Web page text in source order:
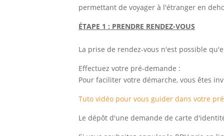
permettant de voyager à l'étranger en
ÉTAPE 1 : PRENDRE RENDEZ-VOUS
La prise de rendez-vous n'est possible
Effectuez votre pré-demande :
Pour faciliter votre démarche, vous êtes
Tuto vidéo pour vous guider dans votre
Le dépôt d'une demande de carte